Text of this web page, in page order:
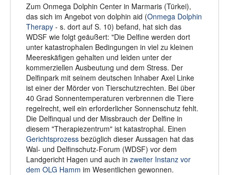
Zum Onmega Dolphin Center in Marmaris (Türkei),
das sich im Angebot von dolphin aid (Onmega Dolphin
Therapy - s. dort auf S. 10) befand, hat sich das
WDSF wie folgt geäußert: "Die Delfine werden dort
unter katastrophalen Bedingungen in viel zu kleinen
Meereskäfigen gehalten und leiden unter der
kommerziellen Ausbeutung und dem Stress. Der
Delfinpark mit seinem deutschen Inhaber Axel Linke
ist einer der Mörder von Tierschutzrechten. Bei über
40 Grad Sonnentemperaturen verbrennen die Tiere
regelrecht, weil ein erforderlicher Sonnenschutz fehlt.
Die Delfinqual und der Missbrauch der Delfine in
diesem "Therapiezentrum" ist katastrophal. Einen
Gerichtsprozess bezüglich dieser Aussagen hat das
Wal- und Delfinschutz-Forum (WDSF) vor dem
Landgericht Hagen und auch in zweiter Instanz vor
dem OLG Hamm im Wesentlichen gewonnen.